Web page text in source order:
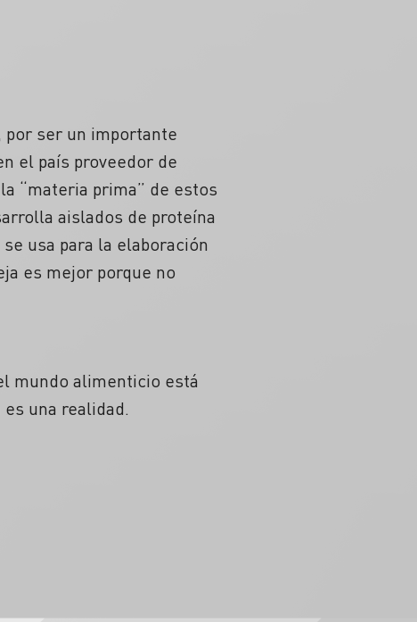
por ser un importante
el país proveedor de
“materia prima” de estos
aislados de proteína
usa para la elaboración
es mejor porque no
mundo alimenticio está
una realidad.